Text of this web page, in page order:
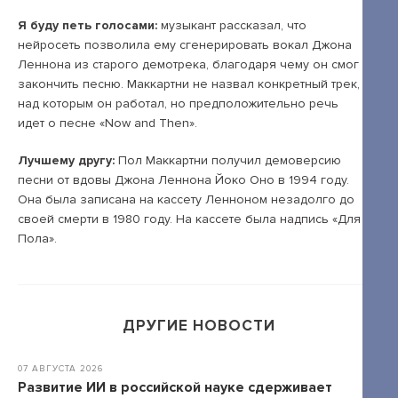
IPQuorum.Музыка
Пользовательское соглашение
Договор-оферта
Согласие на обработку персональных
Политика обработки персональных данных
Я буду петь голосами: музыкант рассказал, что
нейросеть позволила ему сгенерировать вокал Джона
Леннона из старого демотрека, благодаря чему он смог
закончить песню. Маккартни не назвал конкретный трек,
над которым он работал, но предположительно речь
идет о песне «Now and Then».
Лучшему другу: Пол Маккартни получил демоверсию
песни от вдовы Джона Леннона Йоко Оно в 1994 году.
Она была записана на кассету Ленноном незадолго до
своей смерти в 1980 году. На кассете была надпись «Для
Пола».
ДРУГИЕ НОВОСТИ
07 АВГУСТА 2026
Развитие ИИ в российской науке сдерживает